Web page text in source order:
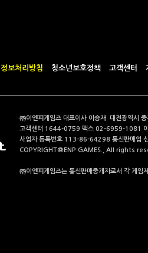
보처리방침 청소년보호정책 고객센터
㈜이엔피게임즈 대표이사 이승재 대전광역시
고객센터 1644-0759 팩스 02-6959-1081
사업자 등록번호 113-86-64298 통신판매업
COPYRIGHT@ENP GAMES., All rights
㈜이엔피게임즈는 통신판매중개자로서 각 게임